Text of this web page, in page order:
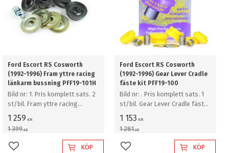
Ford Escort RS Cosworth
(1992-1996) Fram yttre racing
länkarm bussning PFF19-101H
Bild nr: 1. Pris komplett sats. 2
st/bil. Fram yttre racing
länkarm bussning
1 259 KR
1 399KR
KÖP
Ford Escort RS Cosworth
(1992-1996) Gear Lever Cradle
fäste kit PFF19-100
Bild nr: . Pris komplett sats. 1
st/bil. Gear Lever Cradle fäste
kit
1 153 KR
1 281KR
KÖP